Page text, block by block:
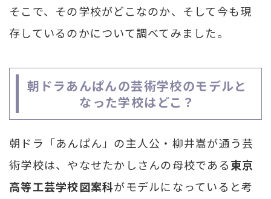
そこで、その学校がどこなのか、そして今も現
存しているのかについて調べてみました。
朝ドラあんぱんの芸術学校のモデルと
なった学校はどこ？
朝ドラ「あんぱん」の主人公・柳井嵩が通う芸
術学校は、やなせたかしさんの母校である東京
高等工芸学校図案科がモデルになっていると考